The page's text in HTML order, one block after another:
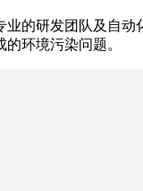
的研发团队及自
环境污染问题。